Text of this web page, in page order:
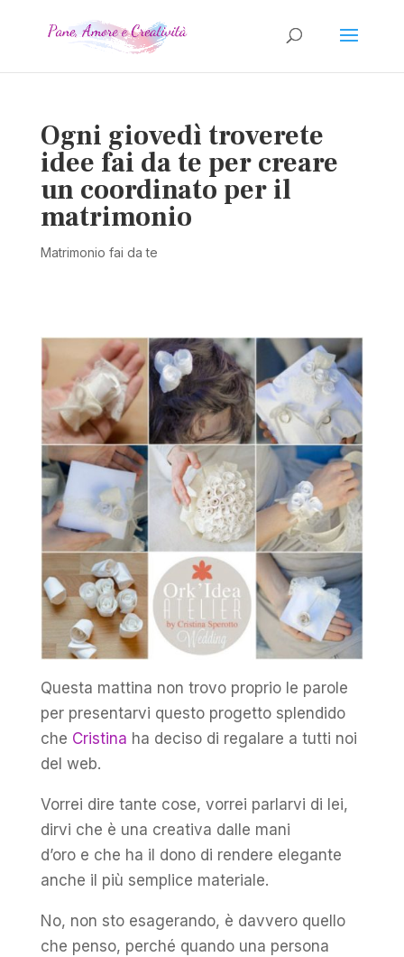
Ogni giovedì troverete
idee fai da te per creare
un coordinato per il
matrimonio
Matrimonio fai da te
Questa mattina non trovo proprio le parole
per presentarvi questo progetto splendido
che Cristina ha deciso di regalare a tutti noi
del web.
Vorrei dire tante cose, vorrei parlarvi di lei,
dirvi che è una creativa dalle mani
d’oro e che ha il dono di rendere elegante
anche il più semplice materiale.
No, non sto esagerando, è davvero quello
che penso, perché quando una persona